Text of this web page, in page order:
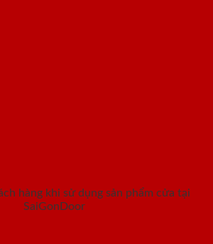
hàng khi sử dụng sản phẩm cửa tại
SaiGonDoor